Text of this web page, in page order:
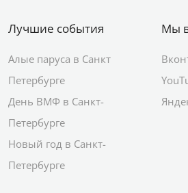
Лучшие события
Алые паруса в Санкт
Петербурге
День ВМФ в Санкт-
Петербурге
Новый год в Санкт-
Петербурге
Мы